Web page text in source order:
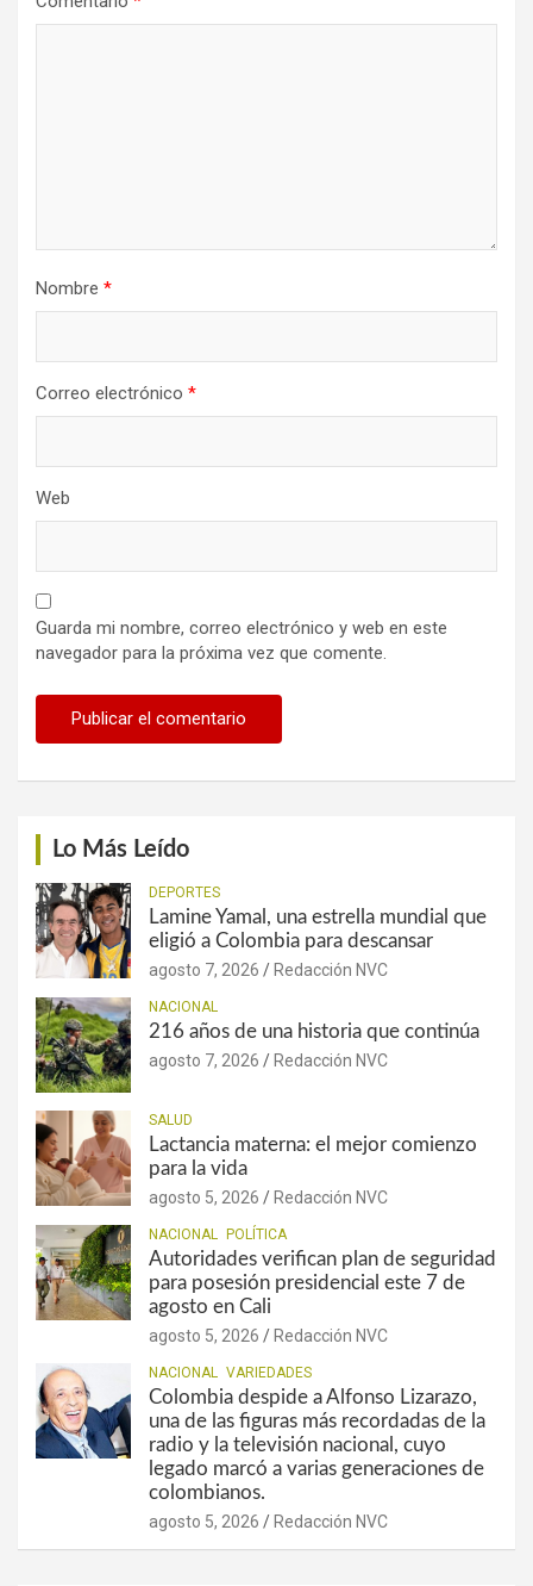
Nombre *
Correo electrónico *
Web
Guarda mi nombre, correo electrónico y web en este
navegador para la próxima vez que comente.
Lo Más Leído
DEPORTES
Lamine Yamal, una estrella mundial que
eligió a Colombia para descansar
agosto 7, 2026 Redacción NVC
NACIONAL
216 años de una historia que continúa
agosto 7, 2026 Redacción NVC
SALUD
Lactancia materna: el mejor comienzo
para la vida
agosto 5, 2026 Redacción NVC
NACIONAL POLÍTICA
Autoridades verifican plan de seguridad
para posesión presidencial este 7 de
agosto en Cali
agosto 5, 2026 Redacción NVC
NACIONAL VARIEDADES
Colombia despide a Alfonso Lizarazo,
una de las figuras más recordadas de la
radio y la televisión nacional, cuyo
legado marcó a varias generaciones de
colombianos.
agosto 5, 2026 Redacción NVC